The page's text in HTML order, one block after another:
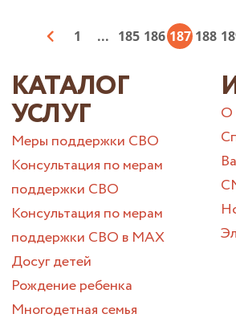
1 ... 185 186 187 188
КАТАЛОГ
УСЛУГ
Меры поддержки СВО
Консультация по мерам
поддержки СВО
Консультация по мерам
поддержки СВО в МАХ
Досуг детей
Рождение ребенка
Многодетная семья
О